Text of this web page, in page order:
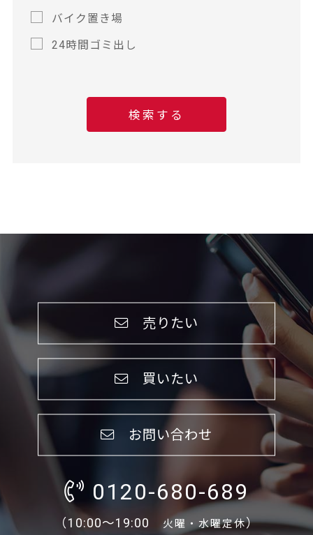
バイク置き場
24時間ゴミ出し
売りたい
買いたい
お問い合わせ
0120-680-689
（10:00～19:00 火曜・水曜定休）